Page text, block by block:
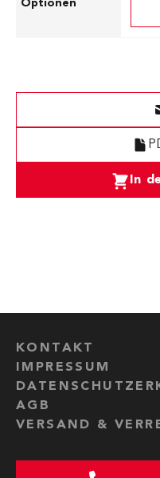
In
KONTAKT
IMPRESSUM
AGB
VERSAND &